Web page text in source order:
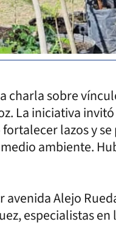
charla sobre
La iniciativa
lazos y
ambiente.
Alejo
especialistas